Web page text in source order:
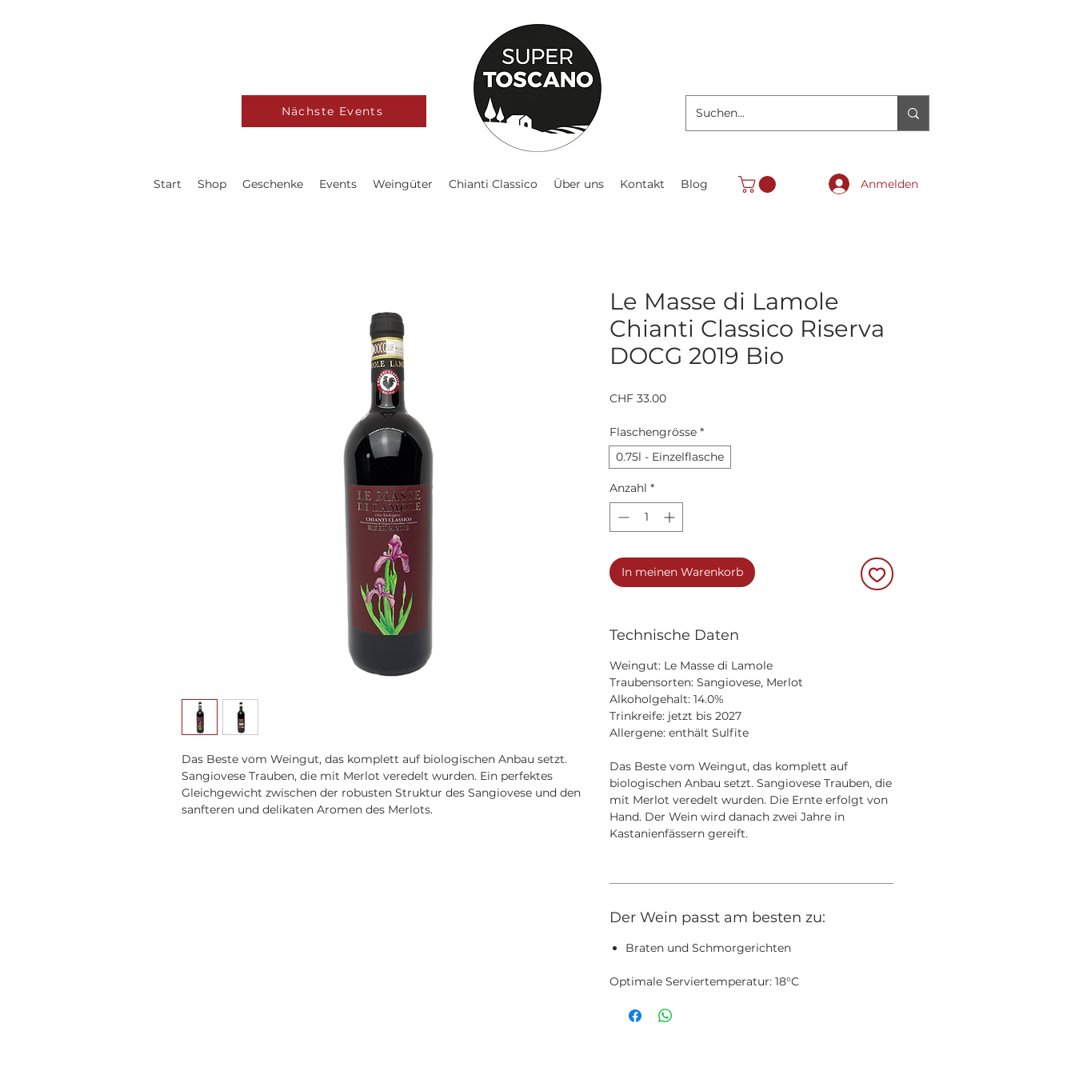
Nächste Events
Start Shop Geschenke Events Weingüter Chianti Classico Über uns Kontakt Blog Anmelden
Das Beste vom Weingut, das komplett auf biologischen Anbau setzt.
Sangiovese Trauben, die mit Merlot veredelt wurden. Ein perfektes
Gleichgewicht zwischen der robusten Struktur des Sangiovese und den
sanfteren und delikaten Aromen des Merlots.
Le Masse di Lamole
Chianti Classico Riserva
DOCG 2019 Bio
CHF 33.00Preis
Flaschengrösse *
0.75l - Einzelflasche
Anzahl *
In meinen Warenkorb
Technische Daten
Weingut: Le Masse di Lamole
Traubensorten: Sangiovese, Merlot
Alkoholgehalt: 14.0%
Trinkreife: jetzt bis 2027
Allergene: enthält Sulfite
Das Beste vom Weingut, das komplett auf
biologischen Anbau setzt. Sangiovese Trauben, die
mit Merlot veredelt wurden. Die Ernte erfolgt von
Hand. Der Wein wird danach zwei Jahre in
Kastanienfässern gereift.
Der Wein passt am besten zu:
Braten und Schmorgerichten
Optimale Serviertemperatur: 18°C